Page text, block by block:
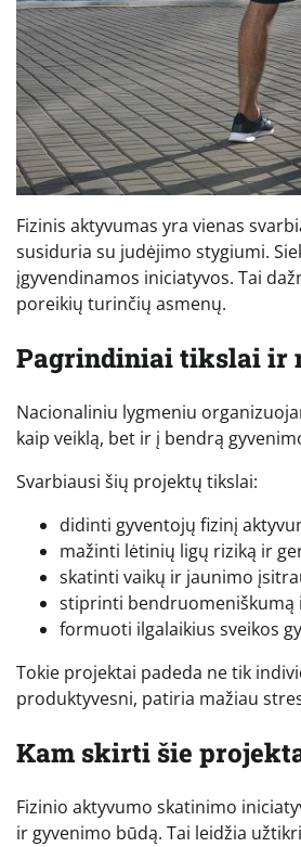
Fizinis aktyvumas yra vienas
susiduria su judėjimo stygiumi.
įgyvendinamos iniciatyvos. Tai
poreikių turinčių asmenų.
Pagrindiniai tikslai ir
Nacionaliniu lygmeniu
kaip veiklą, bet ir į bendrą
Svarbiausi šių projektų tikslai:
didinti gyventojų fizinį
mažinti lėtinių ligų riziką ir
skatinti vaikų ir jaunimo
stiprinti bendruomeniškumą
formuoti ilgalaikius sveikos
Tokie projektai padeda ne tik
produktyvesni, patiria mažiau
Kam skirti šie
Fizinio aktyvumo skatinimo
ir gyvenimo būdą. Tai leidžia